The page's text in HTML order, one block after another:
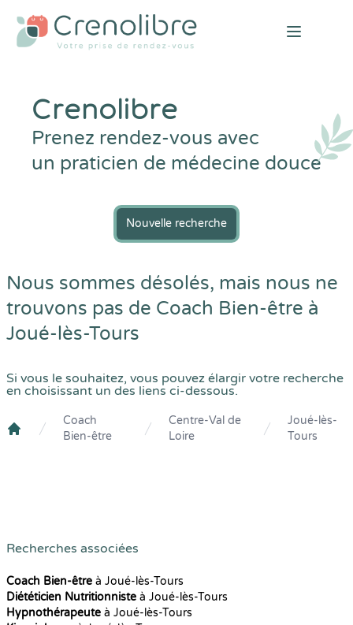
Open
Crenolibre
Prenez rendez-vous avec
un praticien de médecine douce
Nouvelle recherche
Nous sommes désolés, mais nous ne
trouvons pas de Coach Bien-être à
Joué-lès-Tours
Si vous le souhaitez, vous pouvez élargir votre recherche
en choisissant un des liens ci-dessous.
Crenolibre
Coach
Bien-être
Centre-Val de
Loire
Joué-lès-
Tours
Recherches associées
Coach Bien-être à Joué-lès-Tours
Diététicien Nutritionniste à Joué-lès-Tours
Hypnothérapeute à Joué-lès-Tours